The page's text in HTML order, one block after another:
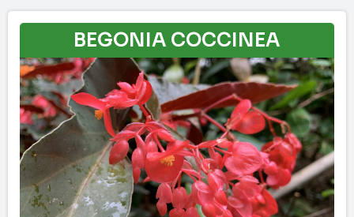
BEGONIA COCCINEA